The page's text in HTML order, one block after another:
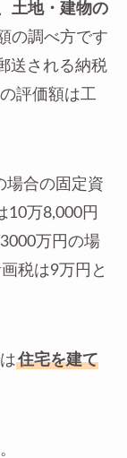
土地・建物の
の調べ方です
送される納税
評価額は工
場合の固定資
10万8,000円
万円の場
税は9万円と
住宅を建て